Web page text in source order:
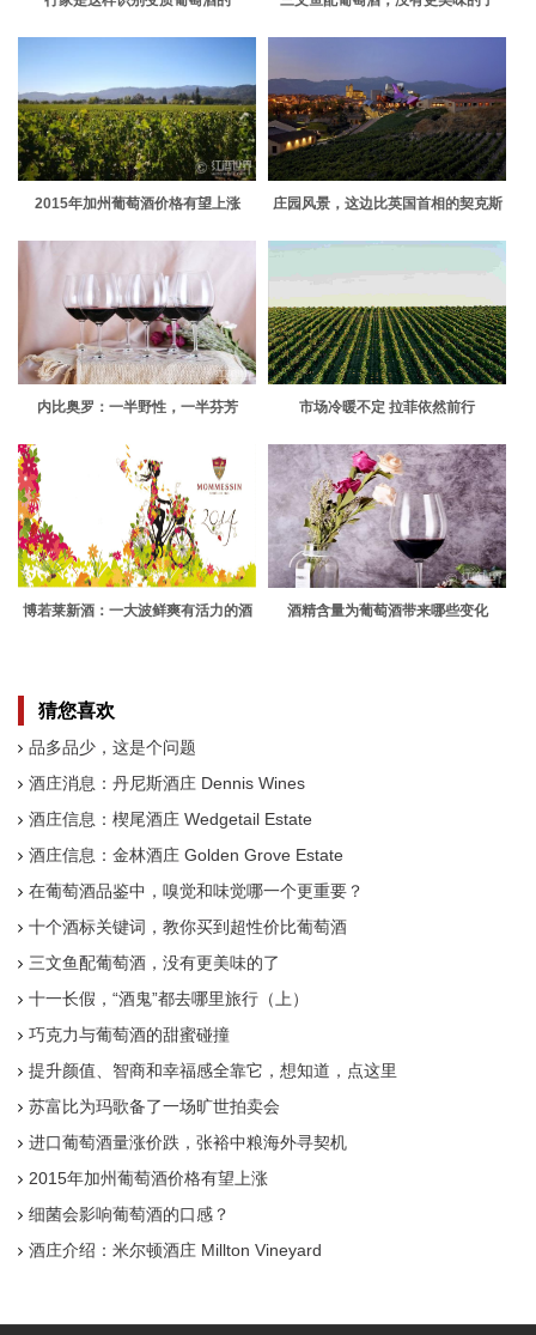
2015年加州葡萄酒价格有望上涨
庄园风景，这边比英国首相的契克斯
内比奥罗：一半野性，一半芬芳 市场冷暖不定 拉菲依然前行
博若莱新酒：一大波鲜爽有活力的酒
酒精含量为葡萄酒带来哪些变化
猜您喜欢
品多品少，这是个问题
酒庄消息：丹尼斯酒庄 Dennis Wines
酒庄信息：楔尾酒庄 Wedgetail Estate
酒庄信息：金林酒庄 Golden Grove Estate
在葡萄酒品鉴中，嗅觉和味觉哪一个更重要？
十个酒标关键词，教你买到超性价比葡萄酒
三文鱼配葡萄酒，没有更美味的了
十一长假，“酒鬼”都去哪里旅行（上）
巧克力与葡萄酒的甜蜜碰撞
提升颜值、智商和幸福感全靠它，想知道，点这里
苏富比为玛歌备了一场旷世拍卖会
进口葡萄酒量涨价跌，张裕中粮海外寻契机
2015年加州葡萄酒价格有望上涨
细菌会影响葡萄酒的口感？
酒庄介绍：米尔顿酒庄 Millton Vineyard